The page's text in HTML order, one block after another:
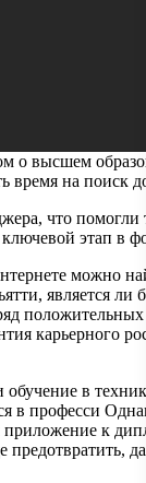
о высшем
на поиск
что
этап
можно
является
карьерного
в
в професси
к